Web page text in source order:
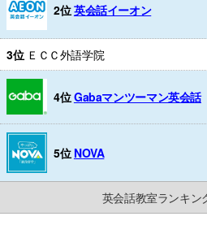
2位英会話イーオン
3位 ＥＣＣ外語学院
4位Gabaマンツーマン英会話
5位 NOVA
英会話教室ランキ